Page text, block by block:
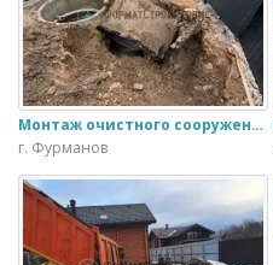
Монтаж очистного сооружения Тверь - 1.1ПН в загородном доме
г. Фурманов